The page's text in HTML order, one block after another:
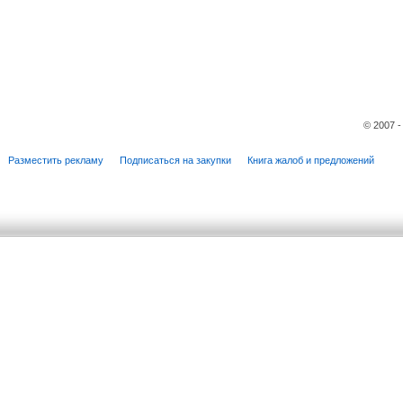
© 2007
Разместить рекламу Подписаться на закупки Книга жалоб и предложений